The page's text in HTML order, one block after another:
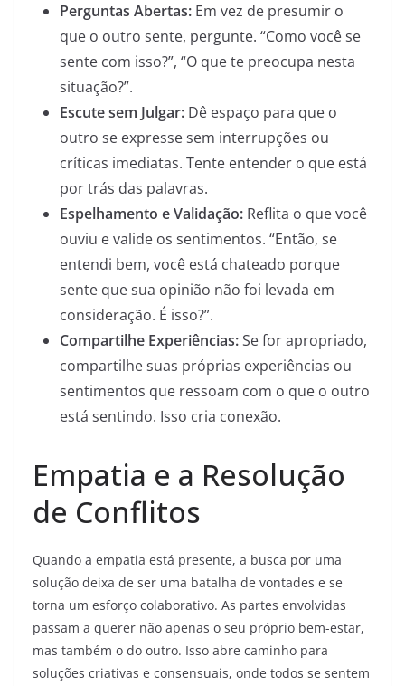
Perguntas Abertas: Em vez de presumir o
que o outro sente, pergunte. “Como você se
sente com isso?”, “O que te preocupa nesta
situação?”.
Escute sem Julgar: Dê espaço para que o
outro se expresse sem interrupções ou
críticas imediatas. Tente entender o que está
por trás das palavras.
Espelhamento e Validação: Reflita o que você
ouviu e valide os sentimentos. “Então, se
entendi bem, você está chateado porque
sente que sua opinião não foi levada em
consideração. É isso?”.
Compartilhe Experiências:Se for apropriado,
compartilhe suas próprias experiências ou
sentimentos que ressoam com o que o outro
está sentindo. Isso cria conexão.
Empatia e a Resolução
de Conflitos
Quando a empatia está presente, a busca por uma
solução deixa de ser uma batalha de vontades e se
torna um esforço colaborativo. As partes envolvidas
passam a querer não apenas o seu próprio bem-estar,
mas também o do outro. Isso abre caminho para
soluções criativas e consensuais, onde todos se sentem